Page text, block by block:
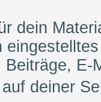
dein
Beiträge, E-
deiner